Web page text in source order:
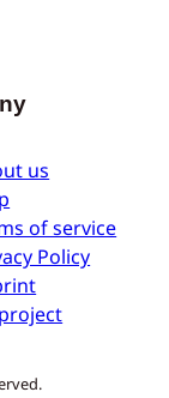
us
of service
Policy